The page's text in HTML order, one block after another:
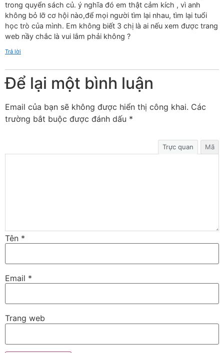
trong quyển sách củ. ý nghĩa đó em thật cảm kích , vì anh
không bỏ lỡ cơ hội nào,để mọi người tìm lại nhau, tìm lại tuổi
học trò của mình. Em không biết 3 chị là ai nếu xem được trang
web nầy chắc là vui lắm phải không ?
Trả lời
Để lại một bình luận
Email của bạn sẽ không được hiển thị công khai. Các
trường bắt buộc được đánh dấu *
Trực quan Mã
Tên *
Email *
Trang web